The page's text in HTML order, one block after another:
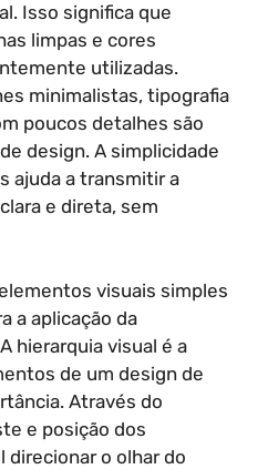
Isso significa que
limpas e cores
utilizadas.
minimalistas, tipografia
poucos detalhes são
design. A simplicidade
ajuda a transmitir a
e direta, sem
visuais simples
a aplicação da
hierarquia visual é a
de um design de
Através do
e posição dos
o olhar do